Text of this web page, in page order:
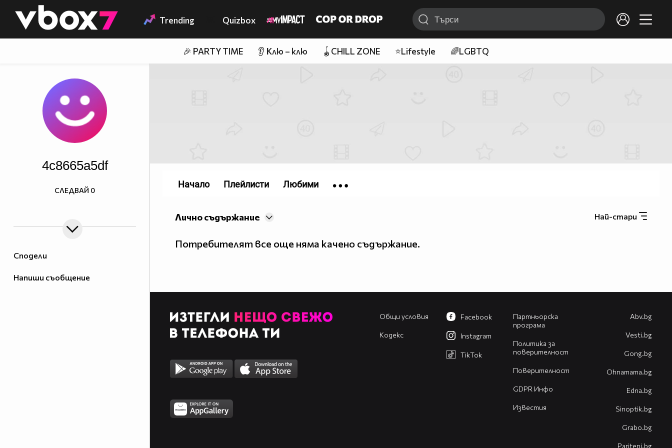
👾 Trending Quizbox
🎉 PARTY TIME 👂 Клю – клю 🪀CHILL ZONE ⭐Lifestyle 🌈LGBTQ
Сподели
Напиши съобщение
4c8665a5df
СЛЕДВАЙ 0
Най-стари
Лично съдържание
Потребителят все още няма качено съдържание.
Начало Плейлисти Любими
Общи условия
Кодекс
Партньорска
програма
Политика за
поверителност
Поверителност
GDPR Инфо
Известия
Facebook
Instagram
TikTok
Abv.bg
Vesti.bg
Gong.bg
Оhnamama.bg
Edna.bg
Sinoptik.bg
Grabo.bg
Pariteni.bg